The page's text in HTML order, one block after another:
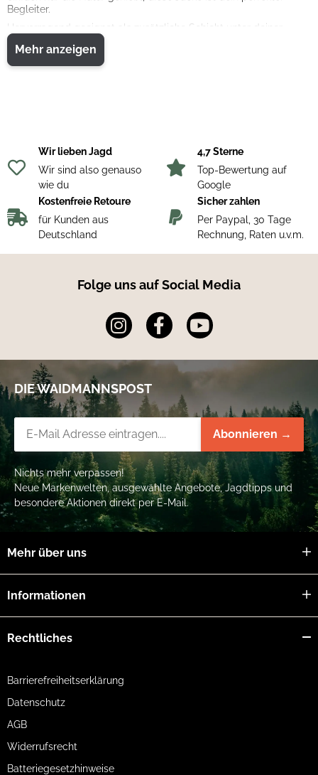
Begleiter.
Hervorragend geeignet als zusätzliche Schicht unter deiner
Shell-Jacke, um dich bei wechselnden Wetterbedingungen zu
schützen.
Mehr anzeigen
Wir lieben Jagd
Wir sind also genauso
wie du
4,7 Sterne
Top-Bewertung auf
Google
Kostenfreie Retoure
für Kunden aus
Deutschland
Sicher zahlen
Per Paypal, 30 Tage
Rechnung, Raten u.v.m.
Folge uns auf Social Media
DIE WAIDMANNSPOST
Abonnieren →
Nichts mehr verpassen!
Neue Markenwelten, ausgewählte Angebote, Jagdtipps und
besondere Aktionen direkt per E-Mail.
Mehr über uns
Informationen
Rechtliches
Barrierefreiheitserklärung
Datenschutz
AGB
Widerrufsrecht
Batteriegesetzhinweise